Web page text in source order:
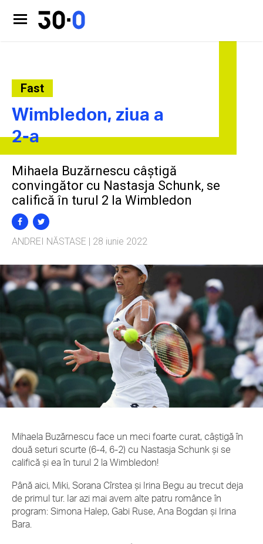
Fast
Wimbledon, ziua a
2-a
Mihaela Buzărnescu câștigă
convingător cu Nastasja Schunk, se
califică în turul 2 la Wimbledon
ANDREI NĂSTASE | 28 iunie 2022
Mihaela Buzărnescu face un meci foarte curat, câștigă în
două seturi scurte (6-4, 6-2) cu Nastasja Schunk și se
califică și ea în turul 2 la Wimbledon!
Până aici, Miki, Sorana Cîrstea și Irina Begu au trecut deja
de primul tur. Iar azi mai avem alte patru românce în
program: Simona Halep, Gabi Ruse, Ana Bogdan și Irina
Bara.